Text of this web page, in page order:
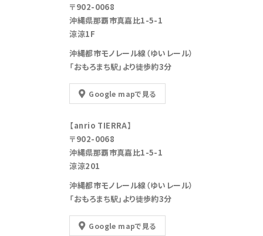
〒902-0068
沖縄県那覇市真嘉比1-5-1
涼涼1F
沖縄都市モノレール線（ゆいレール）
「おもろまち駅」より徒歩約3分
Google mapで見る
【anrio TIERRA】
〒902-0068
沖縄県那覇市真嘉比1-5-1
涼涼201
沖縄都市モノレール線（ゆいレール）
「おもろまち駅」より徒歩約3分
Google mapで見る